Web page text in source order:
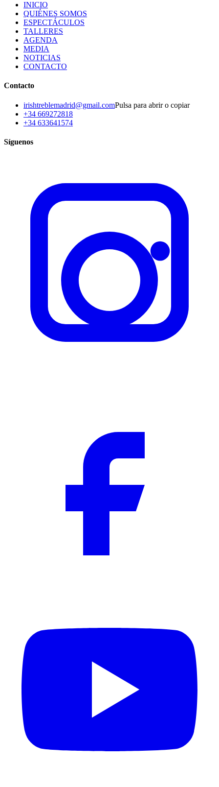
INICIO
QUIÉNES SOMOS
ESPECTÁCULOS
TALLERES
AGENDA
MEDIA
NOTICIAS
CONTACTO
Contacto
irishtreblemadrid@gmail.comPulsa para abrir o copiar
+34 669272818
+34 633641574
Síguenos